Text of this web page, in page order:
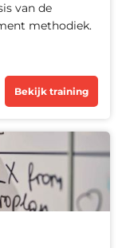
van de
methodiek.
Bekijk training